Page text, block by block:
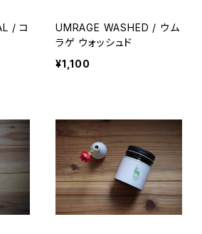
/ コ
UMRAGE WASHED / ウム
ラゲ ウォッシュド
¥1,100